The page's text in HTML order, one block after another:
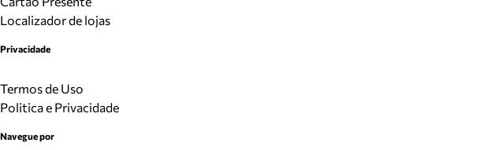
Localizador de lojas
Privacidade
Termos de Uso
Politica e Privacidade
Navegue por